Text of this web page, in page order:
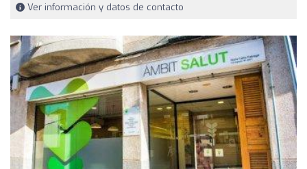
Ver información y datos de contacto